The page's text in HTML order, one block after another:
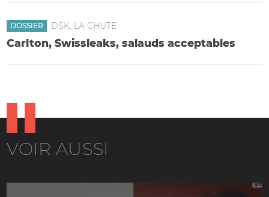
DOSSIER DSK, LA CHUTE
Carlton, Swissleaks, salauds acceptables
VOIR AUSSI